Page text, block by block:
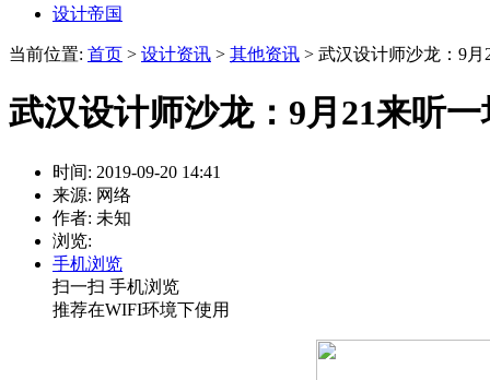
设计帝国
当前位置: 首页 > 设计资讯 > 其他资讯 > 武汉设计师沙龙：9
武汉设计师沙龙：9月21来听
时间: 2019-09-20 14:41
来源: 网络
作者: 未知
浏览:
手机浏览
扫一扫 手机浏览
推荐在WIFI环境下使用